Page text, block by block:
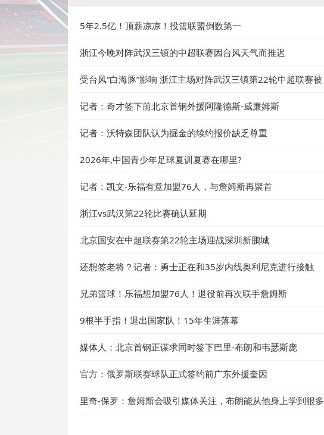
5年2.5亿！顶薪凉凉！投篮联盟倒数第一
浙江今晚对阵武汉三镇的中超联赛因台风天气而推迟
受台风“白海豚”影响 浙江主场对阵武汉三镇第22轮中超联赛被
记者：奇才签下前北京首钢外援阿隆德斯-威廉姆斯
记者：沃特森团队认为掘金的续约报价缺乏尊重
2026年,中国青少年足球夏训夏赛在哪里?
记者：凯文-乐福有意加盟76人，与詹姆斯再聚首
浙江vs武汉第22轮比赛确认延期
北京国安在中超联赛第22轮主场迎战深圳新鹏城
还想签老将？记者：勇士正在和35岁内线奥利尼克进行接触
兄弟篮球！乐福想加盟76人！退役前再次联手詹姆斯
9根半手指！退出国家队！15年生涯落幕
媒体人：北京首钢正谋求同时签下巴里-布朗和韦瑟斯庞
官方：俄罗斯联赛球队正式签约前广东外援奎因
里奇-保罗：詹姆斯会吸引媒体关注，布朗能从他身上学到很多